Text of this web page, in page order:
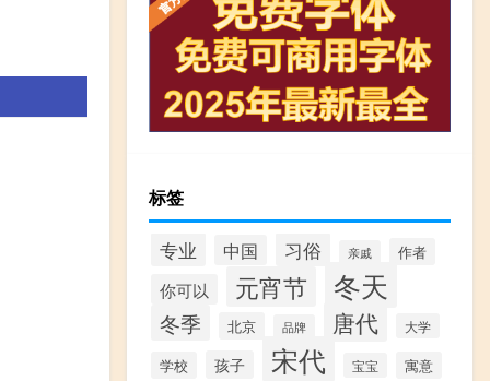
标签
专业 中国 习俗 亲戚 作者
你可以 元宵节 冬天
冬季 北京 品牌 唐代 大学
学校 孩子 宋代 宝宝 寓意